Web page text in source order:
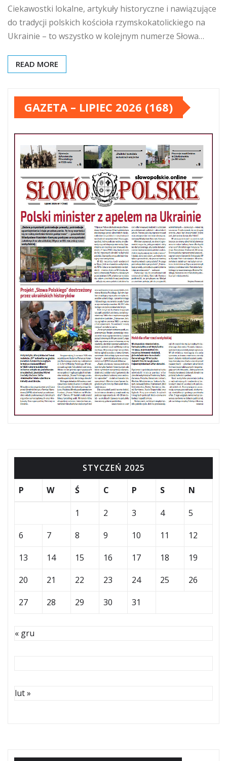
Ciekawostki lokalne, artykuły historyczne i nawiązujące
do tradycji polskich kościoła rzymskokatolickiego na
Ukrainie – to wszystko w kolejnym numerze Słowa…
READ MORE
GAZETA – LIPIEC 2026 (168)
STYCZEŃ 2025
P
W Ś C P S N
1 2 3 4
5
6
7 8 9 10 11
12
13
14 15 16 17 18
19
20
21 22 23 24 25
26
27
28 29 30 31
« gru
lut »